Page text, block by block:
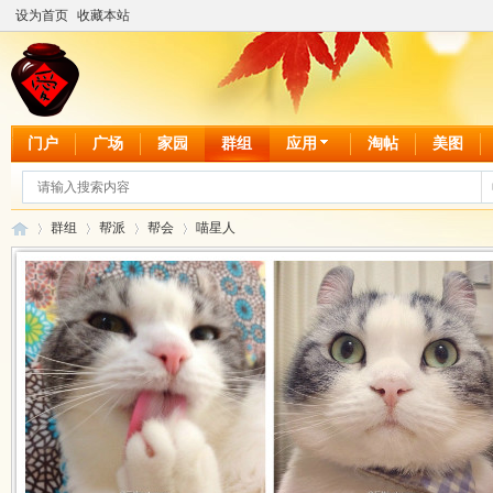
设为首页 收藏本站
门户 广场 家园 群组 应用 淘帖 美图
›
群组
›
帮派
›
帮会
›
喵星人